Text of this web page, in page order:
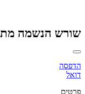
שורש הנשמה
הדפסה
דואל
פרטים